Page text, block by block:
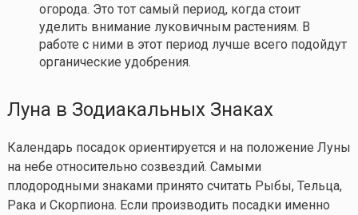
огорода. Это тот самый период, когда стоит
уделить внимание луковичным растениям. В
работе с ними в этот период лучше всего подойдут
органические удобрения.
Луна в Зодиакальных Знаках
Календарь посадок ориентируется и на положение Луны
на небе относительно созвездий. Самыми
плодородными знаками принято считать Рыбы, Тельца,
Рака и Скорпиона. Если производить посадки именно